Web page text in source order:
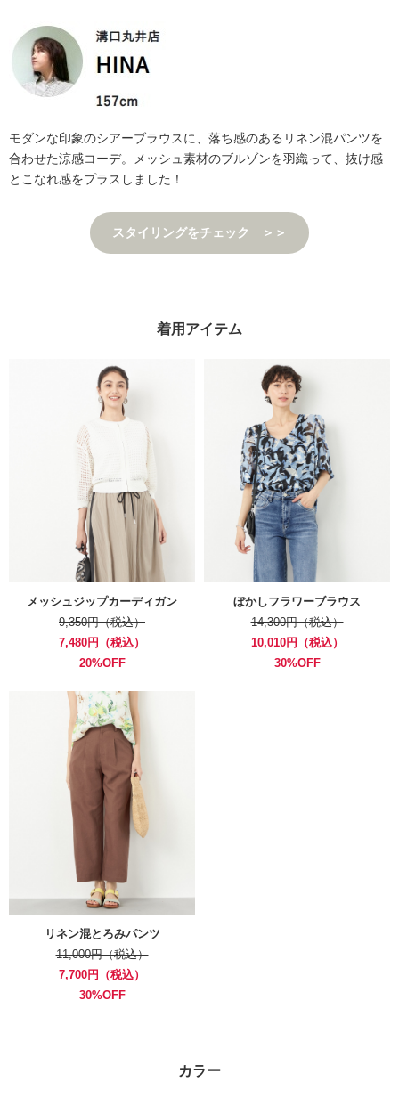
モダンな印象のシアーブラウスに、落ち感のあるリネン混パンツを
合わせた涼感コーデ。メッシュ素材のブルゾンを羽織って、抜け感
とこなれ感をプラスしました！
スタイリングをチェック ＞＞
着用アイテム
メッシュジップカーディガン
9,350円（税込）
7,480円（税込）
20%OFF
ぼかしフラワーブラウス
14,300円（税込）
10,010円（税込）
30%OFF
リネン混とろみパンツ
11,000円（税込）
7,700円（税込）
30%OFF
カラー